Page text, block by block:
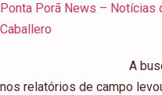
Ponta Porã News – Notícias
Caballero
A
nos relatórios de campo